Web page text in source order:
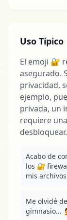
Uso Típico
El emoji 🔐
asegurado.
privacidad,
ejemplo,
privada, un
requiere
desbloquear.
Acabo de
los 🔐
mis
Me olvidé
gimnasio...